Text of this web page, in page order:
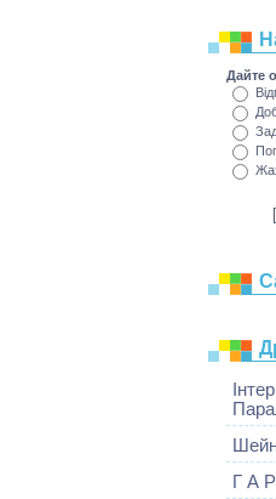
Дайте
[
Г А Р